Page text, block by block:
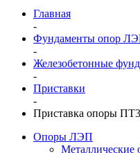
Главная
-
Фундаменты опор
-
Железобетонные
-
Приставки
-
Приставка опоры
Опоры ЛЭП